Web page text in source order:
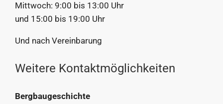
Mittwoch: 9:00 bis 13:00 Uhr
und 15:00 bis 19:00 Uhr
Und nach Vereinbarung
Weitere Kontaktmöglichkeiten
Bergbaugeschichte